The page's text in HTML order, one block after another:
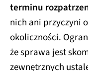
terminu
nich ani przyczyni
okoliczności.
że sprawa jest
zewnętrznych